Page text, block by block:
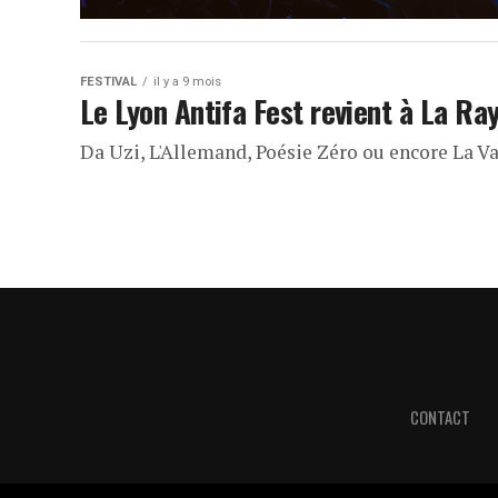
FESTIVAL il y a 9 mois
Le Lyon Antifa Fest revient à La
Da Uzi, L'Allemand, Poésie Zéro ou encore La
CONTACT